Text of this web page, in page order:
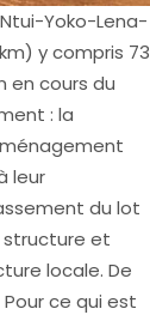
Yoko-Lena-
y compris 73
en cours du
: la
leur
du lot
structure et
locale. De
ce qui est